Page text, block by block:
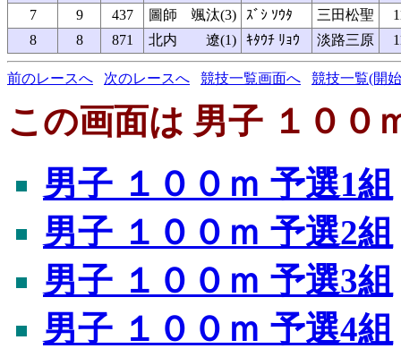
7
9 437 圖師 颯汰(3) ｽﾞｼ ｿｳﾀ 三田松聖
8
8 871 北内 遼(1) ｷﾀｳﾁ ﾘｮｳ 淡路三原
前のレースへ 次のレースへ 競技一覧画面へ 競技一覧(開
この画面は 男子 １００
男子 １００ｍ 予選1組
男子 １００ｍ 予選2組
男子 １００ｍ 予選3組
男子 １００ｍ 予選4組